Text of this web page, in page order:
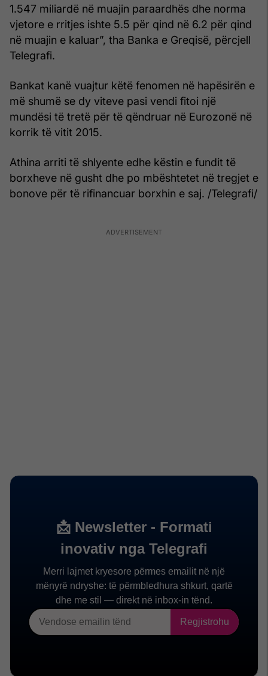
1.547 miliardë në muajin paraardhës dhe norma
vjetore e rritjes ishte 5.5 për qind në 6.2 për qind
në muajin e kaluar”, tha Banka e Greqisë, përcjell
Telegrafi.
Bankat kanë vuajtur këtë fenomen në hapësirën e
më shumë se dy viteve pasi vendi fitoi një
mundësi të tretë për të qëndruar në Eurozonë në
korrik të vitit 2015.
Athina arriti të shlyente edhe këstin e fundit të
borxheve në gusht dhe po mbështetet në tregjet e
bonove për të rifinancuar borxhin e saj. /Telegrafi/